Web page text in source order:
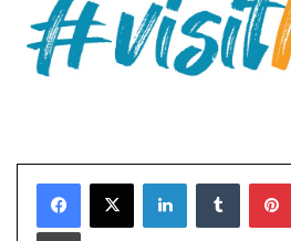
LinkedInTumblr
Yazdır